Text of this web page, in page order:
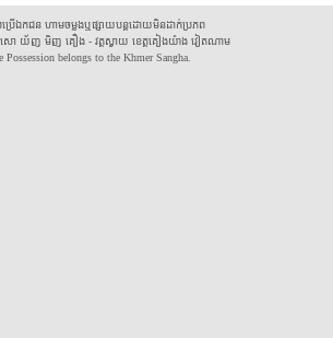
ប្រើឯកជន ហាមចម្លងឬផ្សាយបន្តដោយមិនដាក់ប្រភព
ោ យ័ញ មិញ គឿង - វត្តស្វាយ ខេត្តគៀងយ៉ាង វៀតណាម
Possession belongs to the Khmer Sangha.